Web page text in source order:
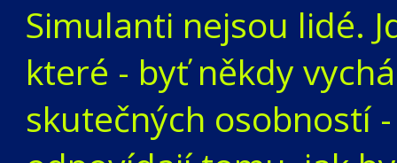
Simulanti nejsou lidé.
které - byť někdy
skutečných osobností